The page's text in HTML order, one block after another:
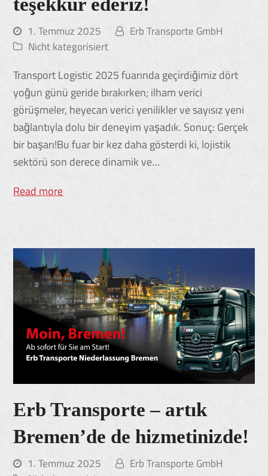
1. Temmuz 2025
Erb Transporte GmbH
Nicht kategorisiert
Transport Logistic 2025 fuarında geçirdiğimiz dört
yoğun günü geride bırakırken; ilham verici
görüşmeler, heyecan verici yenilikler ve sayısız yeni
bağlantıyla dolu bir deneyim yaşadık. Sonuç: Gerçek
bir başarı!Bu fuar bir kez daha gösterdi ki, lojistik
sektörü son derece dinamik ve…
Read more
Erb Transporte – artık
Bremen’de de hizmetinizde!
1. Temmuz 2025
Erb Transporte GmbH